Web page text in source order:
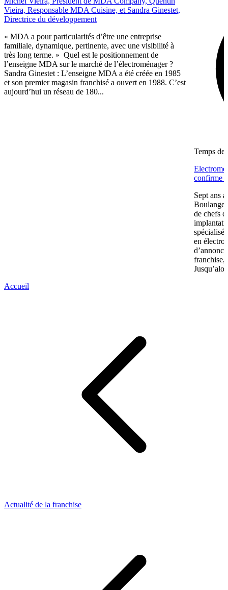
Vieira, Responsable MDA Cuisine, et Sandra Ginestet,
Directrice du développement
« MDA a pour particularités d’être une entreprise
familiale, dynamique, pertinente, avec une visibilité à
très long terme. » Quel est le positionnement de
l’enseigne MDA sur le marché de l’électroménager ?
Sandra Ginestet : L’enseigne MDA a été créée en 1985
et son premier magasin franchisé a ouvert en 1988. C’est
aujourd’hui un réseau de 180...
Temps de
confirme
Sept ans
de chefs
spécialisé
en
franchise,
Accueil
Actualité de la franchise